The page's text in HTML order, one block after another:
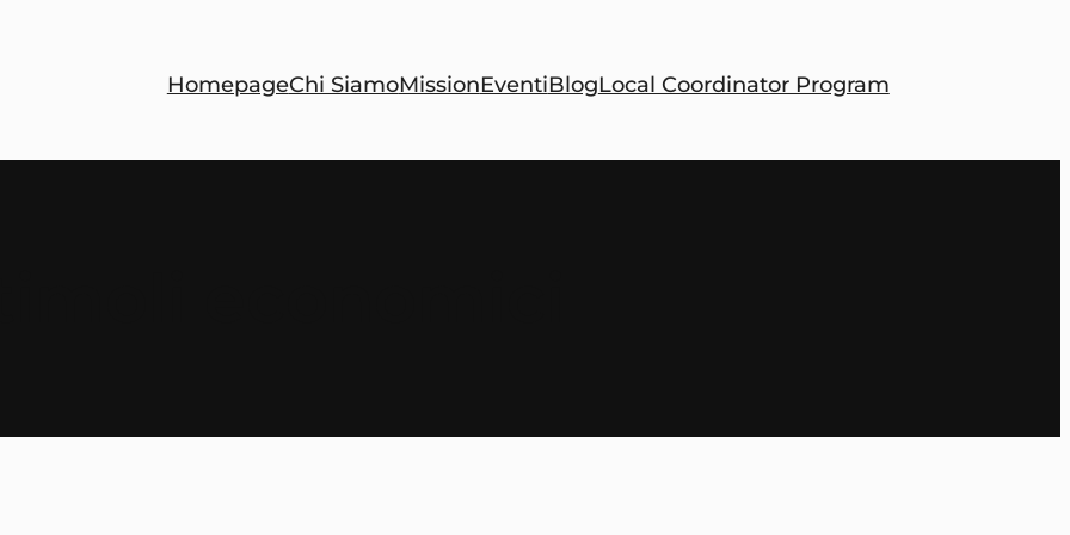
HomepageChi SiamoMissionEventiBlogLocal Coordinator Program